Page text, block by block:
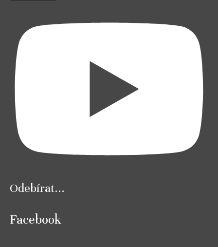
Odebírat...
Facebook